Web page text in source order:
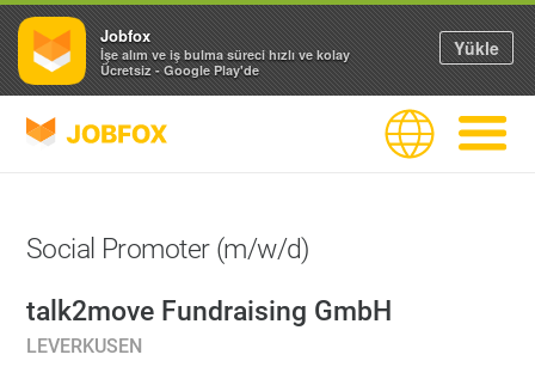
JOBFOX Dil
Social Promoter (m/w/d)
talk2move Fundraising GmbH
LEVERKUSEN
Jobfox
İşe alım ve iş bulma süreci hızlı ve kolay
Ücretsiz - Google Play'de
Yükle